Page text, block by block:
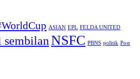
ASIAN EPL FELDA UNITED
sembilanNSFC PBNS politik Post